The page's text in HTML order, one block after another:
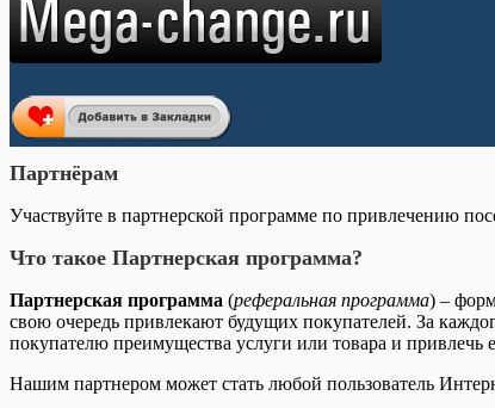
Партнёрам
Участвуйте в партнерской программе по привлечению
Что такое Партнерская программа?
Партнерская программа (реферальная программа) –
свою очередь привлекают будущих покупателей. За
покупателю преимущества услуги или товара и привлечь
Нашим партнером может стать любой пользователь